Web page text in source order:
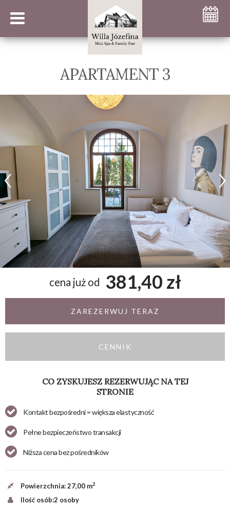
APARTAMENT 3
cena już od 381,40 zł
ZAREZERWUJ TERAZ
CENNIK
CO ZYSKUJESZ REZERWUJĄC NA TEJ
STRONIE
Kontakt bezpośredni = większa elastyczność
Pełne bezpieczeństwo transakcji
Niższa cena bez pośredników
Powierzchnia:27,00 m2
Ilość osób:2 osoby